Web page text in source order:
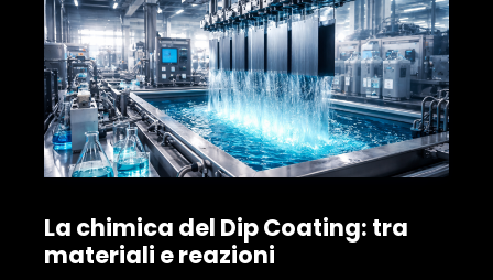
La chimica del Dip Coating: tra
materiali e reazioni